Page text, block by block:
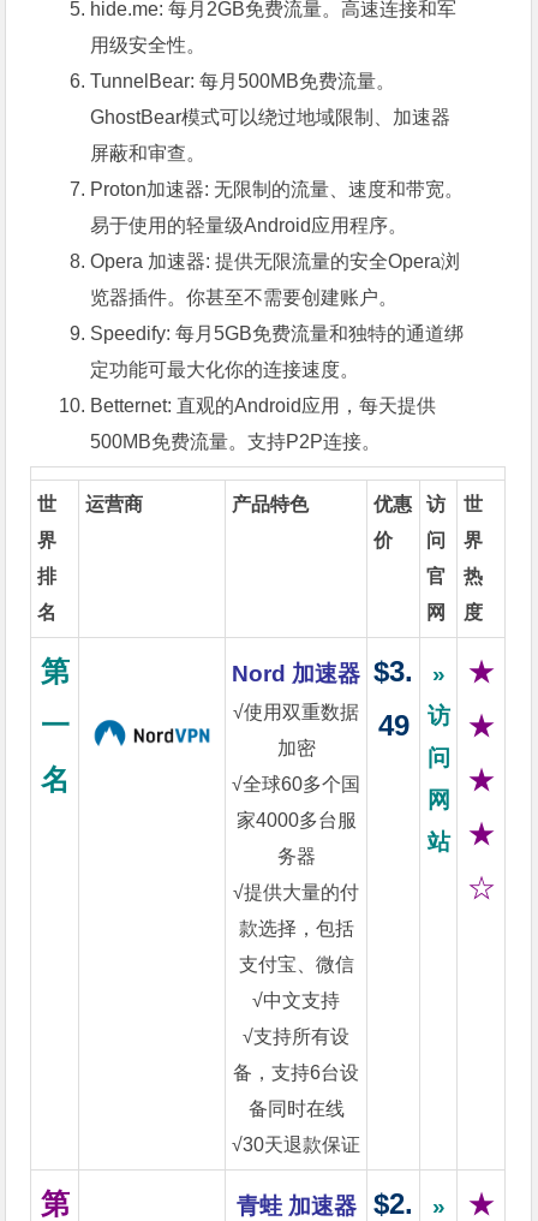
hide.me: 每月2GB免费流量。高速连接和军
用级安全性。
TunnelBear: 每月500MB免费流量。
GhostBear模式可以绕过地域限制、加速器
屏蔽和审查。
Proton加速器: 无限制的流量、速度和带宽。
易于使用的轻量级Android应用程序。
Opera 加速器: 提供无限流量的安全Opera浏
览器插件。你甚至不需要创建账户。
Speedify: 每月5GB免费流量和独特的通道绑
定功能可最大化你的连接速度。
Betternet: 直观的Android应用，每天提供
500MB免费流量。支持P2P连接。
世
界
排
名
运营商 产品特色
优惠
价
访
问
官
网
世
界
热
度
第
一
名
Nord 加速器
√使用双重数据
加密
√全球60多个国
家4000多台服
务器
√提供大量的付
款选择，包括
支付宝、微信
√中文支持
√支持所有设
备，支持6台设
备同时在线
√30天退款保证
$3.
49
»
访
问
网
站
★
★
★
★
☆
第
青蛙 加速器
$2.
»
★